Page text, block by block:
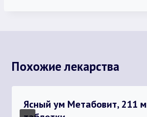
Похожие лекарства
Ясный ум Метабовит, 211